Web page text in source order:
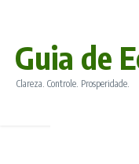
Guia de
Clareza. Controle. Prosperidade.